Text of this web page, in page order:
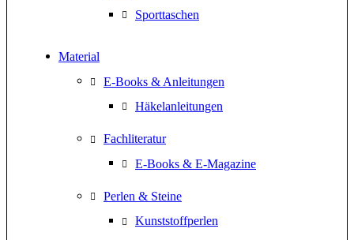
Sporttaschen
Material
E-Books & Anleitungen
Häkelanleitungen
Fachliteratur
E-Books & E-Magazine
Perlen & Steine
Kunststoffperlen